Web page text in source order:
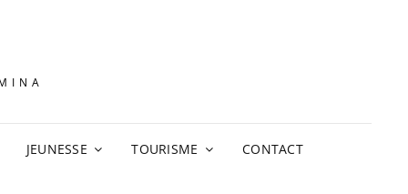
JEUNESSE TOURISME CONTACT